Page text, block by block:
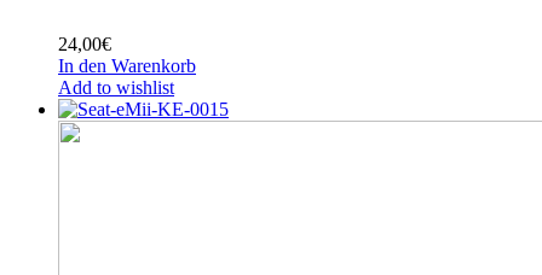
24,00€
In den Warenkorb
Add to wishlist